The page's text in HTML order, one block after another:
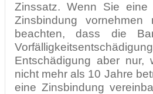
Zinssatz. Wenn Sie
Zinsbindung
beachten, dass die
Entschädigung aber
nicht mehr als 10 Jahre
eine Zinsbindung